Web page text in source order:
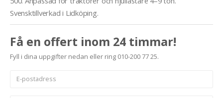
Svensktillverkad i Lidköping.
Få en offert inom 24 timmar!
Fyll i dina uppgifter nedan eller ring 010-200 77 25.